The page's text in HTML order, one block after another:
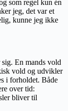
som regel kun én
jeg, det var et
kunne jeg ikke
En mands vold
vold og udvikler
i forholdet. Både
over tid:
bliver til